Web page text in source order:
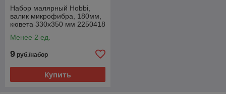
Набор малярный Hobbi,
валик микрофибра, 180мм,
кювета 330х350 мм 2250418
Менее 2 ед.
9 руб./набор
Купить